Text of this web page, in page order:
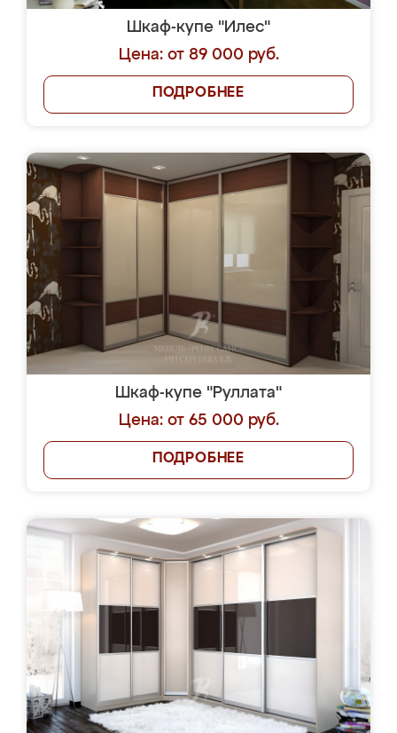
Шкаф-купе "Илес"
Цена: от 89 000 руб.
ПОДРОБНЕЕ
Шкаф-купе "Руллата"
Цена: от 65 000 руб.
ПОДРОБНЕЕ